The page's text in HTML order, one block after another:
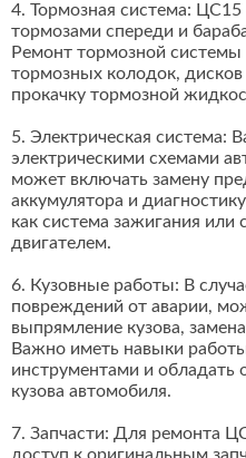
4. Тормозная система:
тормозами спереди и
Ремонт тормозной
тормозных колодок,
прокачку тормозной
5. Электрическая система:
электрическими схемами
может включать замену
аккумулятора и
как система зажигания или
двигателем.
6. Кузовные работы: В
повреждений от аварии,
выпрямление кузова,
Важно иметь навыки
инструментами и обладать
кузова автомобиля.
7. Запчасти: Для ремонта